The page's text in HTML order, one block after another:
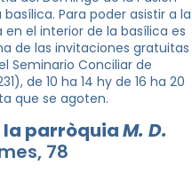
Para poder asistir a la
el interior de la basílica es
de las invitaciones gratuitas
Seminario Conciliar de
de 10 ha 14 hy de 16 ha 20
que se agoten.
la parròquiaM. D.
78